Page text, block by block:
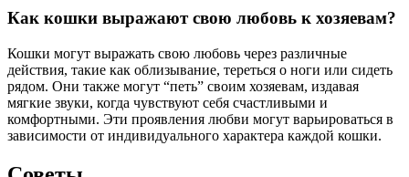
Как кошки выражают свою любовь к хозяевам?
Кошки могут выражать свою любовь через различные
действия, такие как облизывание, тереться о ноги или сидеть
рядом. Они также могут “петь” своим хозяевам, издавая
мягкие звуки, когда чувствуют себя счастливыми и
комфортными. Эти проявления любви могут варьироваться в
зависимости от индивидуального характера каждой кошки.